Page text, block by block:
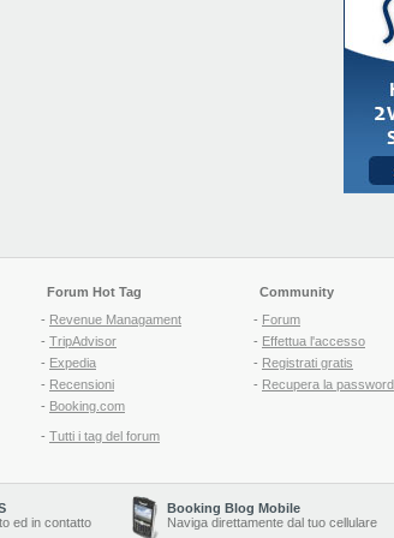
Forum Hot Tag
- Revenue Managament
- TripAdvisor
- Expedia
- Recensioni
- Booking.com
- Tutti i tag del forum
Community
- Forum
- Effettua l'accesso
- Registrati gratis
- Recupera la password
ed in contatto
Booking Blog Mobile
Naviga direttamente dal tuo cellulare